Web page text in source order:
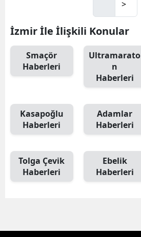
>
İzmir İle İlişkili Konular
Smaçör
Haberleri
Ultramarato
n
Haberleri
Kasapoğlu
Haberleri
Adamlar
Haberleri
Tolga Çevik
Haberleri
Ebelik
Haberleri